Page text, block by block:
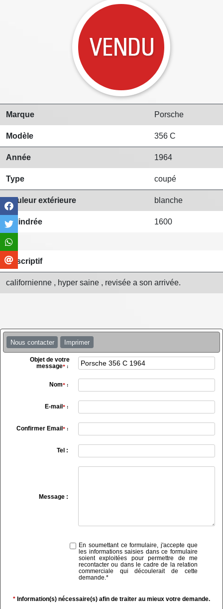
Marque Porsche
Modèle 356 C
Année 1964
Type coupé
Couleur extérieure blanche
Cylindrée 1600
Descriptif
californienne , hyper saine , revisée a son arrivée.
Nous contacter Imprimer
Objet de votre
message*:
Nom*:
E-mail *:
Confirmer Email *:
Tel :
Message :
En soumettant ce formulaire, j'accepte que
les informations saisies dans ce formulaire
soient exploitées pour permettre de me
recontacter ou dans le cadre de la relation
commerciale qui découlerait de cette
demande.*
* Information(s) nécessaire(s) afin de traiter au mieux votre demande.